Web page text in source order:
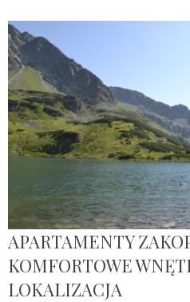
APARTAMENTY
KOMFORTOWE
LOKALIZACJA